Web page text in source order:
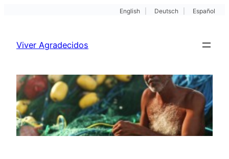
English Deutsch Español
Viver Agradecidos